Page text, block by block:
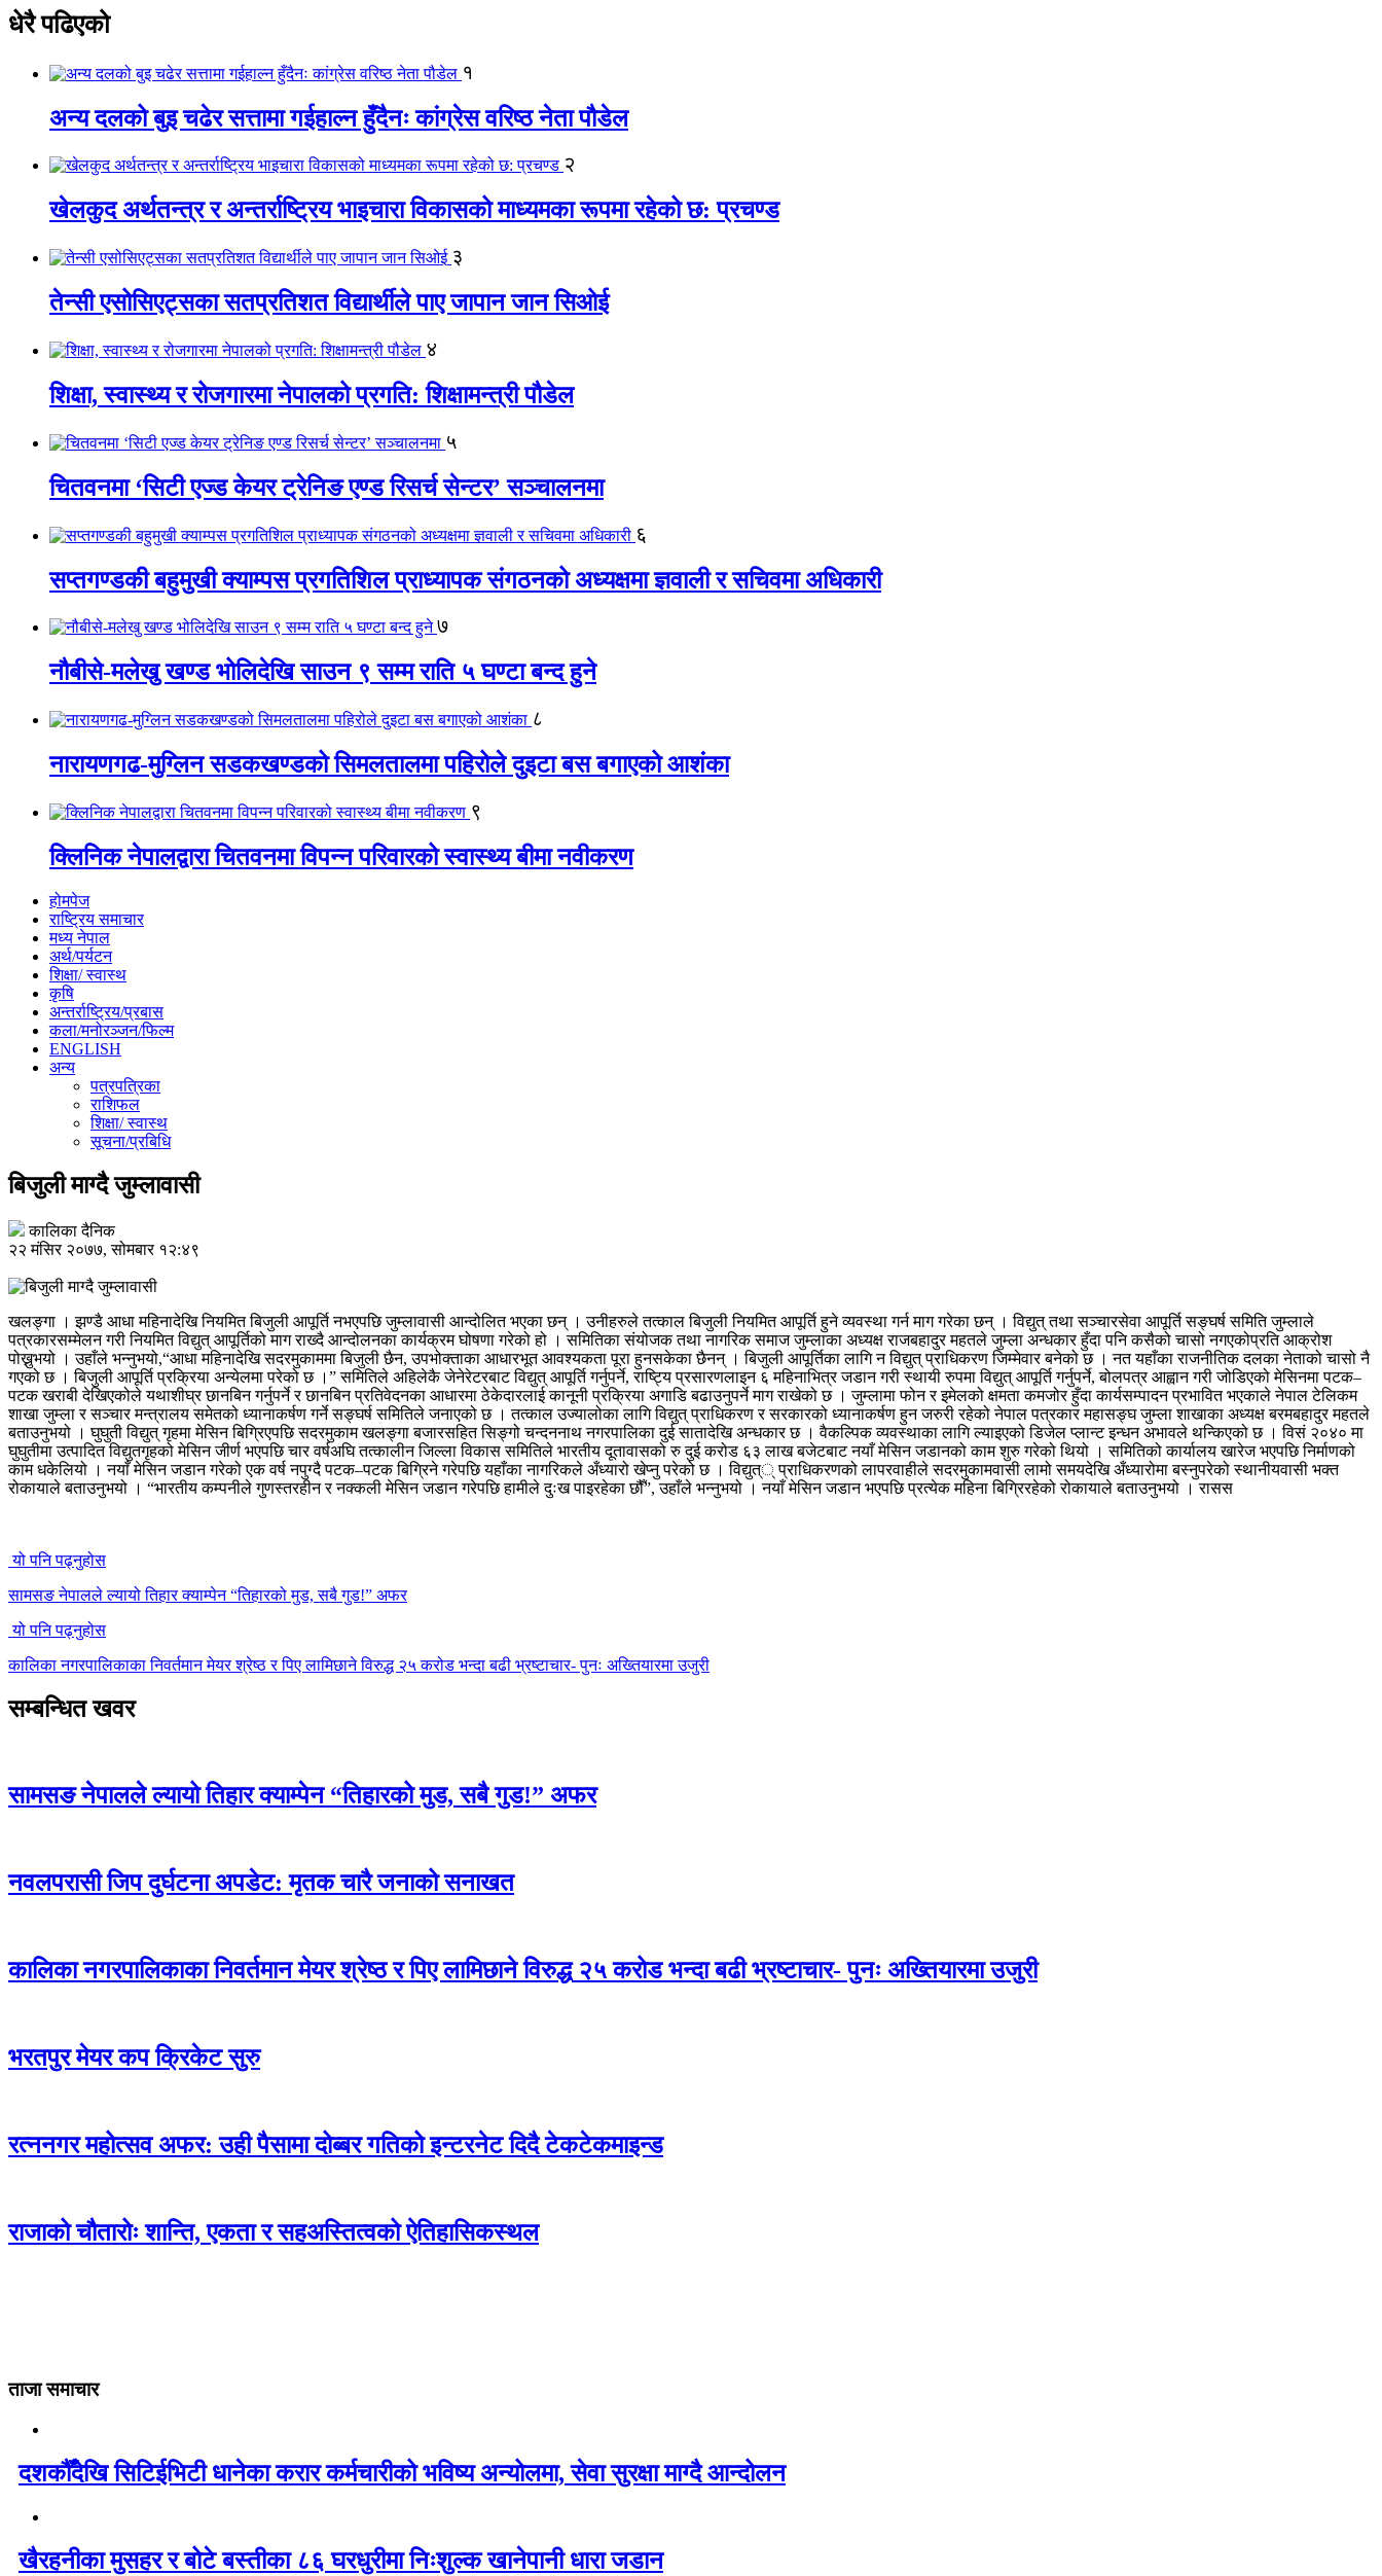
धेरै पढिएको
१
अन्य दलको बुइ चढेर सत्तामा गईहाल्न हुँदैनः कांग्रेस वरिष्ठ नेता पौडेल
२
खेलकुद अर्थतन्त्र र अन्तर्राष्ट्रिय भाइचारा विकासको माध्यमका रूपमा रहेको छ: प्रचण्ड
३
तेन्सी एसोसिएट्सका सतप्रतिशत विद्यार्थीले पाए जापान जान सिओई
४
शिक्षा, स्वास्थ्य र रोजगारमा नेपालको प्रगति: शिक्षामन्त्री पौडेल
५
चितवनमा ‘सिटी एज्ड केयर ट्रेनिङ एण्ड रिसर्च सेन्टर’ सञ्चालनमा
६
सप्तगण्डकी बहुमुखी क्याम्पस प्रगतिशिल प्राध्यापक संगठनको अध्यक्षमा ज्ञवाली र सचिवमा अधिकारी
७
नौबीसे-मलेखु खण्ड भोलिदेखि साउन ९ सम्म राति ५ घण्टा बन्द हुने
८
नारायणगढ-मुग्लिन सडकखण्डको सिमलतालमा पहिरोले दुइटा बस बगाएको आशंका
९
क्लिनिक नेपालद्वारा चितवनमा विपन्न परिवारको स्वास्थ्य बीमा नवीकरण
होमपेज
राष्ट्रिय समाचार
मध्य नेपाल
अर्थ/पर्यटन
शिक्षा/ स्वास्थ
कृषि
अन्तर्राष्ट्रिय/प्रबास
कला/मनोरञ्जन/फिल्म
ENGLISH
अन्य
पत्रपत्रिका
राशिफल
शिक्षा/ स्वास्थ
सूचना/प्रबिधि
बिजुली माग्दै जुम्लावासी
कालिका दैनिक
२२ मंसिर २०७७, सोमबार १२:४९
खलङ्गा । झण्डै आधा महिनादेखि नियमित बिजुली आपूर्ति नभएपछि जुम्लावासी आन्दोलित भएका छन् । उनीहरुले तत्काल बिजुली नियमित आपूर्ति हुने व्यवस्था गर्न माग गरेका छन् । विद्युत् तथा सञ्चारसेवा आपूर्ति सङ्घर्ष समिति जुम्लाले
पत्रकारसम्मेलन गरी नियमित विद्युत् आपूर्तिको माग राख्दै आन्दोलनका कार्यक्रम घोषणा गरेको हो । समितिका संयोजक तथा नागरिक समाज जुम्लाका अध्यक्ष राजबहादुर महतले जुम्ला अन्धकार हुँदा पनि कसैको चासो नगएकोप्रति आक्रोश
पोख्नुभयो । उहाँले भन्नुभयो,“आधा महिनादेखि सदरमुकाममा बिजुली छैन, उपभोक्ताका आधारभूत आवश्यकता पूरा हुनसकेका छैनन् । बिजुली आपूर्तिका लागि न विद्युत् प्राधिकरण जिम्मेवार बनेको छ । नत यहाँका राजनीतिक दलका नेताको चासो नै
गएको छ । बिजुली आपूर्ति प्रक्रिया अन्येलमा परेको छ ।” समितिले अहिलेकै जेनेरेटरबाट विद्युत् आपूर्ति गर्नुपर्ने, राष्ट्यि प्रसारणलाइन ६ महिनाभित्र जडान गरी स्थायी रुपमा विद्युत् आपूर्ति गर्नुपर्ने, बोलपत्र आह्वान गरी जोडिएको मेसिनमा पटक–
पटक खराबी देखिएकोले यथाशीघ्र छानबिन गर्नुपर्ने र छानबिन प्रतिवेदनका आधारमा ठेकेदारलाई कानूनी प्रक्रिया अगाडि बढाउनुपर्ने माग राखेको छ । जुम्लामा फोन र इमेलको क्षमता कमजोर हुँदा कार्यसम्पादन प्रभावित भएकाले नेपाल टेलिकम
शाखा जुम्ला र सञ्चार मन्त्रालय समेतको ध्यानाकर्षण गर्ने सङ्घर्ष समितिले जनाएको छ । तत्काल उज्यालोका लागि विद्युत् प्राधिकरण र सरकारको ध्यानाकर्षण हुन जरुरी रहेको नेपाल पत्रकार महासङ्घ जुम्ला शाखाका अध्यक्ष बरमबहादुर महतले
बताउनुभयो । घुघुती विद्युत् गृहमा मेसिन बिग्रिएपछि सदरमुकाम खलङ्गा बजारसहित सिङ्गो चन्दननाथ नगरपालिका दुई सातादेखि अन्धकार छ । वैकल्पिक व्यवस्थाका लागि ल्याइएको डिजेल प्लान्ट इन्धन अभावले थन्किएको छ । विसं २०४० मा
घुघुतीमा उत्पादित विद्युतगृहको मेसिन जीर्ण भएपछि चार वर्षअघि तत्कालीन जिल्ला विकास समितिले भारतीय दूतावासको रु दुई करोड ६३ लाख बजेटबाट नयाँ मेसिन जडानको काम शुरु गरेको थियो । समितिको कार्यालय खारेज भएपछि निर्माणको
काम धकेलियो । नयाँ मेसिन जडान गरेको एक वर्ष नपुग्दै पटक–पटक बिग्रिने गरेपछि यहाँका नागरिकले अँध्यारो खेप्नु परेको छ । विद्युत्् प्राधिकरणको लापरवाहीले सदरमुकामवासी लामो समयदेखि अँध्यारोमा बस्नुपरेको स्थानीयवासी भक्त
रोकायाले बताउनुभयो । “भारतीय कम्पनीले गुणस्तरहीन र नक्कली मेसिन जडान गरेपछि हामीले दुःख पाइरहेका छौँ”, उहाँले भन्नुभयो । नयाँ मेसिन जडान भएपछि प्रत्येक महिना बिग्रिरहेको रोकायाले बताउनुभयो । रासस
यो पनि पढ्नुहोस
सामसङ नेपालले ल्यायो तिहार क्याम्पेन “तिहारको मुड, सबै गुड!” अफर
यो पनि पढ्नुहोस
कालिका नगरपालिकाका निवर्तमान मेयर श्रेष्ठ र पिए लामिछाने विरुद्ध २५ करोड भन्दा बढी भ्रष्टाचार- पुनः अख्तियारमा उजुरी
सम्बन्धित खवर
सामसङ नेपालले ल्यायो तिहार क्याम्पेन “तिहारको मुड, सबै गुड!” अफर
नवलपरासी जिप दुर्घटना अपडेट: मृतक चारै जनाको सनाखत
कालिका नगरपालिकाका निवर्तमान मेयर श्रेष्ठ र पिए लामिछाने विरुद्ध २५ करोड भन्दा बढी भ्रष्टाचार- पुनः अख्तियारमा उजुरी
भरतपुर मेयर कप क्रिकेट सुरु
रत्ननगर महोत्सव अफर: उही पैसामा दोब्बर गतिको इन्टरनेट दिदै टेकटेकमाइन्ड
राजाको चौतारोः शान्ति, एकता र सहअस्तित्वको ऐतिहासिकस्थल
ताजा समाचार
दशकौँदेखि सिटिईभिटी धानेका करार कर्मचारीको भविष्य अन्योलमा, सेवा सुरक्षा माग्दै आन्दोलन
खैरहनीका मुसहर र बोटे बस्तीका ८६ घरधुरीमा निःशुल्क खानेपानी धारा जडान